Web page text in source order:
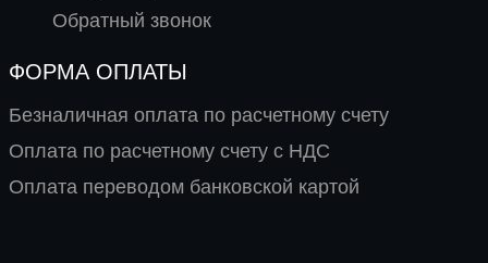
Обратный звонок
ФОРМА ОПЛАТЫ
Безналичная оплата по расчетному счету
Оплата по расчетному счету с НДС
Оплата переводом банковской картой